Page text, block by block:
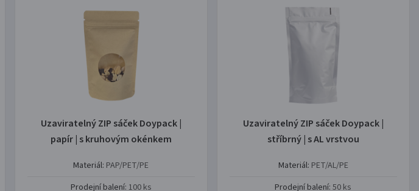
Uzaviratelný ZIP sáček Doypack |
papír | s kruhovým okénkem
Materiál: PAP/PET/PE
Prodejní balení: 100 ks
Uzaviratelný ZIP sáček Doypack |
stříbrný | s AL vrstvou
Materiál: PET/AL/PE
Prodejní balení: 50 ks